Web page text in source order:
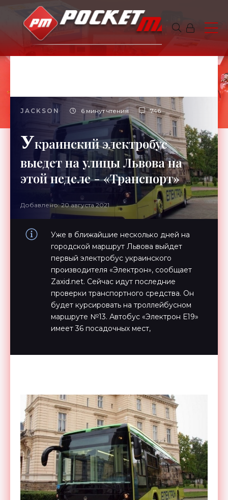
JACKSON 6 минут чтения 746
Украинский электробус
выедет на улицы Львова на
этой неделе - «Транспорт»
Добавлено: 20 августа 2021
Уже в ближайшие несколько дней на
городской маршрут Львова выйдет
первый электробус украинского
производителя «Электрон», сообщает
Zaxid.net. Сейчас идут последние
проверки транспортного средства. Он
будет курсировать на троллейбусном
маршруте №13. Автобус «Электрон Е19»
имеет 36 посадочных мест,